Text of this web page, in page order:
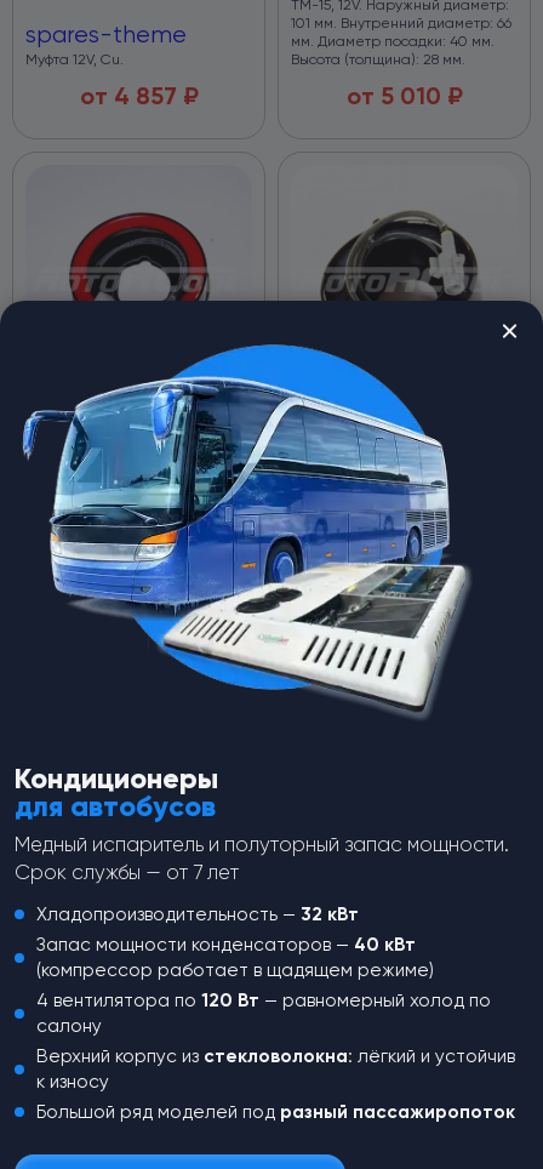
spares-theme
Муфта 12V, Cu.
от 4 857 ₽
ТМ-15, 12V. Наружный диаметр:
101 мм. Внутренний диаметр: 66
мм. Диаметр посадки: 40 мм.
Высота (толщина): 28 мм.
от 5 010 ₽
Муфта электромагнитная RC-
U08153 аналог Denso, 12V.
spares-theme
Муфта — аналог Denso, 12V, Cu.
от3 947₽
Муфта электромагнитная RC-
U08151 аналог Denso, 12V.
spares-theme
Муфта — аналог Denso, 12V, Cu.
от4 554₽
Перейти в каталог
Не нашли,что искали?
Оставьте заявку и наш менеджер
свяжется с вами для консультации
Кондиционеры
для автобусов
Медный испаритель и полуторный запас мощности.
Срок службы — от 7 лет
Хладопроизводительность — 32 кВт
Запас мощности конденсаторов — 40 кВт
(компрессор работает в щадящем режиме)
4 вентилятора по120 Вт — равномерный холод по
салону
Верхний корпус из стекловолокна: лёгкий и устойчив
к износу
Большой ряд моделей под разный пассажиропоток